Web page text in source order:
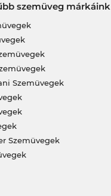
szemüveg márkáink
Szemüvegek
Szemüvegek